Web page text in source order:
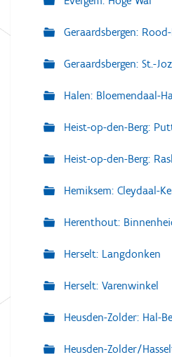
Geraardsbergen:
Geraardsbergen: St.-
Halen: Bloemendaal-
Heist-op-den-Berg:
Heist-op-den-Berg:
Hemiksem: Cleydaal-
Herenthout:
Herselt: Langdonken
Herselt: Varenwinkel
Heusden-Zolder: Hal-
Heusden-Zolder/